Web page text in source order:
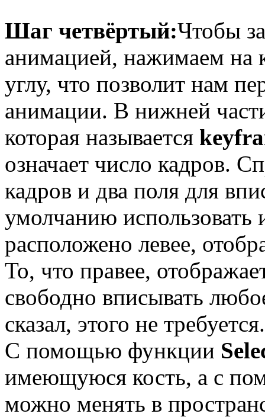
Шаг четвёртый:Чтобы
анимацией, нажимаем на
углу, что позволит нам
анимации. В нижней
которая называется
означает число кадров.
кадров и два поля для
умолчанию использовать
расположено левее,
То, что правее,
свободно вписывать
сказал, этого не требуется.
С помощью функции
имеющуюся кость, а с
можно менять в